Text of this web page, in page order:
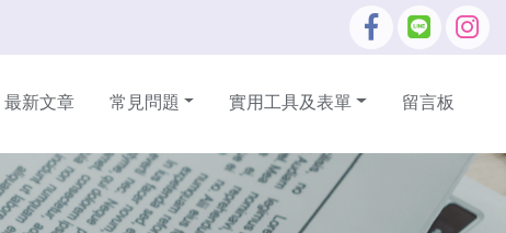
最新文章 常見問題 實用工具及表單 留言板